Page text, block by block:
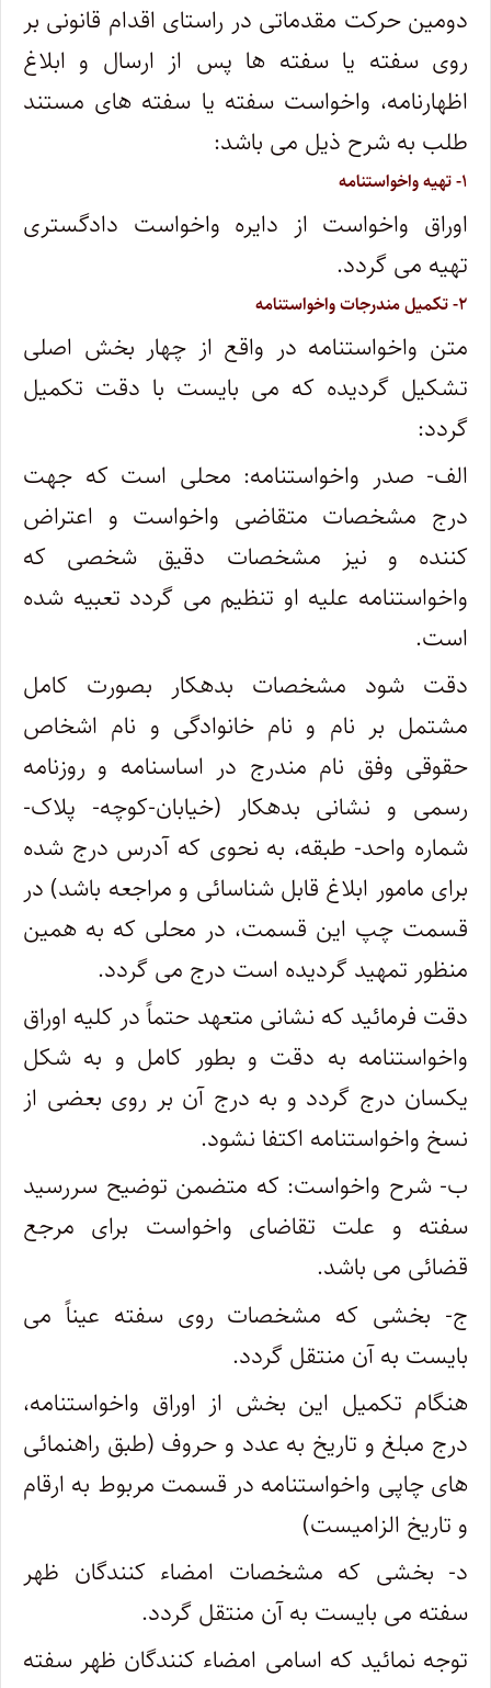
دومین حرکت مقدماتی در راستای اقدام قانونی بر
روی سفته یا سفته ها پس از ارسال و ابلاغ
اظهارنامه، واخواست سفته یا سفته های مستند
طلب به شرح ذیل می باشد:
۱- تهیه واخواستنامه
اوراق واخواست از دایره واخواست دادگستری
تهیه می گردد.
۲- تکمیل مندرجات واخواستنامه
متن واخواستنامه در واقع از چهار بخش اصلی
تشکیل گردیده که می بایست با دقت تکمیل
گردد:
الف- صدر واخواستنامه: محلی است که جهت
درج مشخصات متقاضی واخواست و اعتراض
کننده و نیز مشخصات دقیق شخصی که
واخواستنامه علیه او تنظیم می گردد تعبیه شده
است.
دقت شود مشخصات بدهکار بصورت کامل
مشتمل بر نام و نام خانوادگی و نام اشخاص
حقوقی وفق نام مندرج در اساسنامه و روزنامه
رسمی و نشانی بدهکار (خیابان-کوچه- پلاک-
شماره واحد- طبقه، به نحوی که آدرس درج شده
برای مامور ابلاغ قابل شناسائی و مراجعه باشد) در
قسمت چپ این قسمت، در محلی که به همین
منظور تمهید گردیده است درج می گردد.
دقت فرمائید که نشانی متعهد حتماً در کلیه اوراق
واخواستنامه به دقت و بطور کامل و به شکل
یکسان درج گردد و به درج آن بر روی بعضی از
نسخ واخواستنامه اکتفا نشود.
ب- شرح واخواست: که متضمن توضیح سررسید
سفته و علت تقاضای واخواست برای مرجع
قضائی می باشد.
ج- بخشی که مشخصات روی سفته عیناً می
بایست به آن منتقل گردد.
هنگام تکمیل این بخش از اوراق واخواستنامه،
درج مبلغ و تاریخ به عدد و حروف (طبق راهنمائی
های چاپی واخواستنامه در قسمت مربوط به ارقام
و تاریخ الزامیست)
د- بخشی که مشخصات امضاء کنندگان ظهر
سفته می بایست به آن منتقل گردد.
توجه نمائید که اسامی امضاء کنندگان ظهر سفته